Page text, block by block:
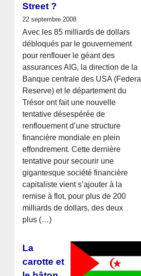
Street ?
22 septembre 2008
Avec les 85 milliards de dollars
débloqués par le gouvernement
pour renflouer le géant des
assurances AIG, la direction de la
Banque centrale des USA (Federal
Reserve) et le département du
Trésor ont fait une nouvelle
tentative désespérée de
renflouement d’une structure
financière mondiale en plein
effondrement. Cette dernière
tentative pour secourir une
gigantesque société financière
capitaliste vient s’ajouter à la
remise à flot, pour plus de 200
milliards de dollars, des deux
plus (…)
La
carotte et